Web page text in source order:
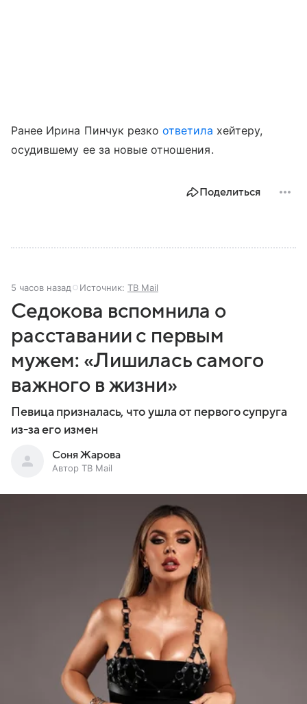
Ранее Ирина Пинчук резкоответила хейтеру,
осудившему ее за новые отношения.
Поделиться
5 часов назад Источник: ТВ Mail
Седокова вспомнила о
расставании с первым
мужем: «Лишилась самого
важного в жизни»
Певица призналась, что ушла от первого супруга
из-за его измен
Соня Жарова
Автор ТВ Mail